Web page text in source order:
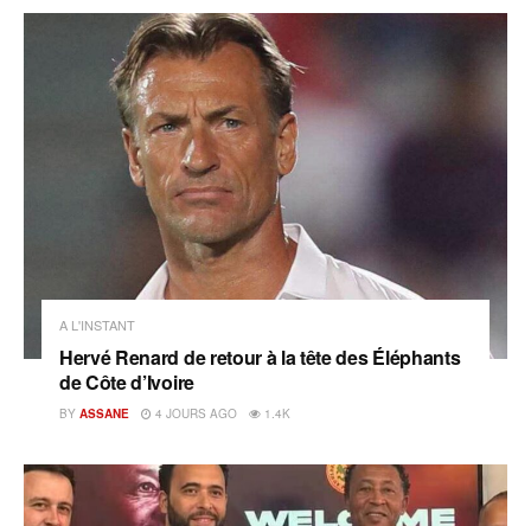
A L'INSTANT
Hervé Renard de retour à la tête des Éléphants
de Côte d’Ivoire
BY ASSANE 4 JOURS AGO 1.4K